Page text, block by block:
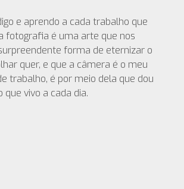
e aprendo a cada trabalho que
fotografia é uma arte que nos
forma de eternizar o
quer, e que a câmera é o meu
trabalho, é por meio dela que dou
que vivo a cada dia.